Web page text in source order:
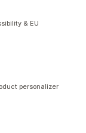
& EU
personalizer